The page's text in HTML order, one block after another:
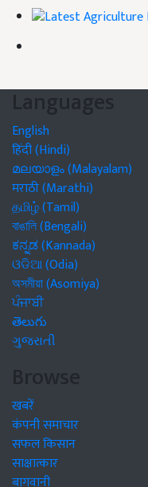
Languages
English
हिंदी (Hindi)
മലയാളം (Malayalam)
मराठी (Marathi)
தமிழ் (Tamil)
বাঙালি (Bengali)
ಕನ್ನಡ (Kannada)
ଓଡିଆ (Odia)
অসমীয়া (Asomiya)
ਪੰਜਾਬੀ
తెలుగు
ગુજરાતી
Browse
खबरें
कंपनी समाचार
सफल किसान
साक्षात्कार
बागवानी